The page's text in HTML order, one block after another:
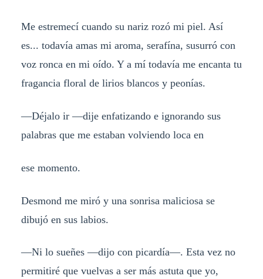
Me estremecí cuando su nariz rozó mi piel. Así
es... todavía amas mi aroma, serafína, susurró con
voz ronca en mi oído. Y a mí todavía me encanta tu
fragancia floral de lirios blancos y peonías.
—Déjalo ir —dije enfatizando e ignorando sus
palabras que me estaban volviendo loca en
ese momento.
Desmond me miró y una sonrisa maliciosa se
dibujó en sus labios.
—Ni lo sueñes —dijo con picardía—. Esta vez no
permitiré que vuelvas a ser más astuta que yo,